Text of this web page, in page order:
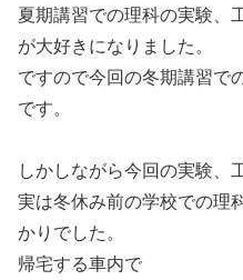
夏期講習での理科の実験、
が大好きになりました。
ですので今回の冬期講習で
です。
しかしながら今回の実験、
実は冬休み前の学校での理
かりでした。
帰宅する車内で